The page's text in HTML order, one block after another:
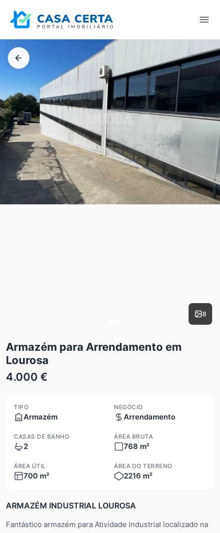
8
Armazém para Arrendamento em
Lourosa
4.000 €
TIPO
Armazém
NEGÓCIO
Arrendamento
CASAS DE BANHO
2
ÁREA BRUTA
768 m²
ÁREA ÚTIL
700 m²
ÁREA DO TERRENO
2216 m²
ARMAZÉM INDUSTRIAL LOUROSA
Fantástico armazém para Atividade Industrial localizado na